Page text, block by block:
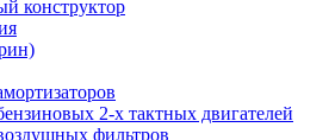
конструктор
2-х тактных двигателей
фильтров